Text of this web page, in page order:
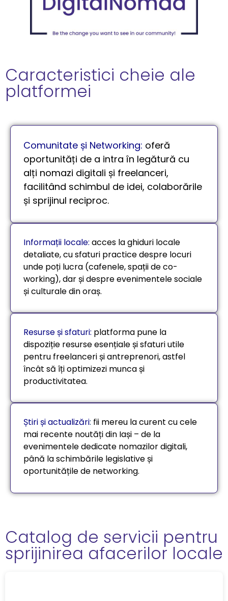
Caracteristici cheie ale
platformei
Comunitate și Networking: oferă
oportunități de a intra în legătură cu
alți nomazi digitali și freelanceri,
facilitând schimbul de idei, colaborările
și sprijinul reciproc.
Informații locale: acces la ghiduri locale
detaliate, cu sfaturi practice despre locuri
unde poți lucra (cafenele, spații de co-
working), dar și despre evenimentele sociale
și culturale din oraș.
Resurse și sfaturi: platforma pune la
dispoziție resurse esențiale și sfaturi utile
pentru freelanceri și antreprenori, astfel
încât să îți optimizezi munca și
productivitatea.
Știri și actualizări: fii mereu la curent cu cele
mai recente noutăți din Iași – de la
evenimentele dedicate nomazilor digitali,
până la schimbările legislative și
oportunitățile de networking.
Catalog de servicii pentru
sprijinirea afacerilor locale